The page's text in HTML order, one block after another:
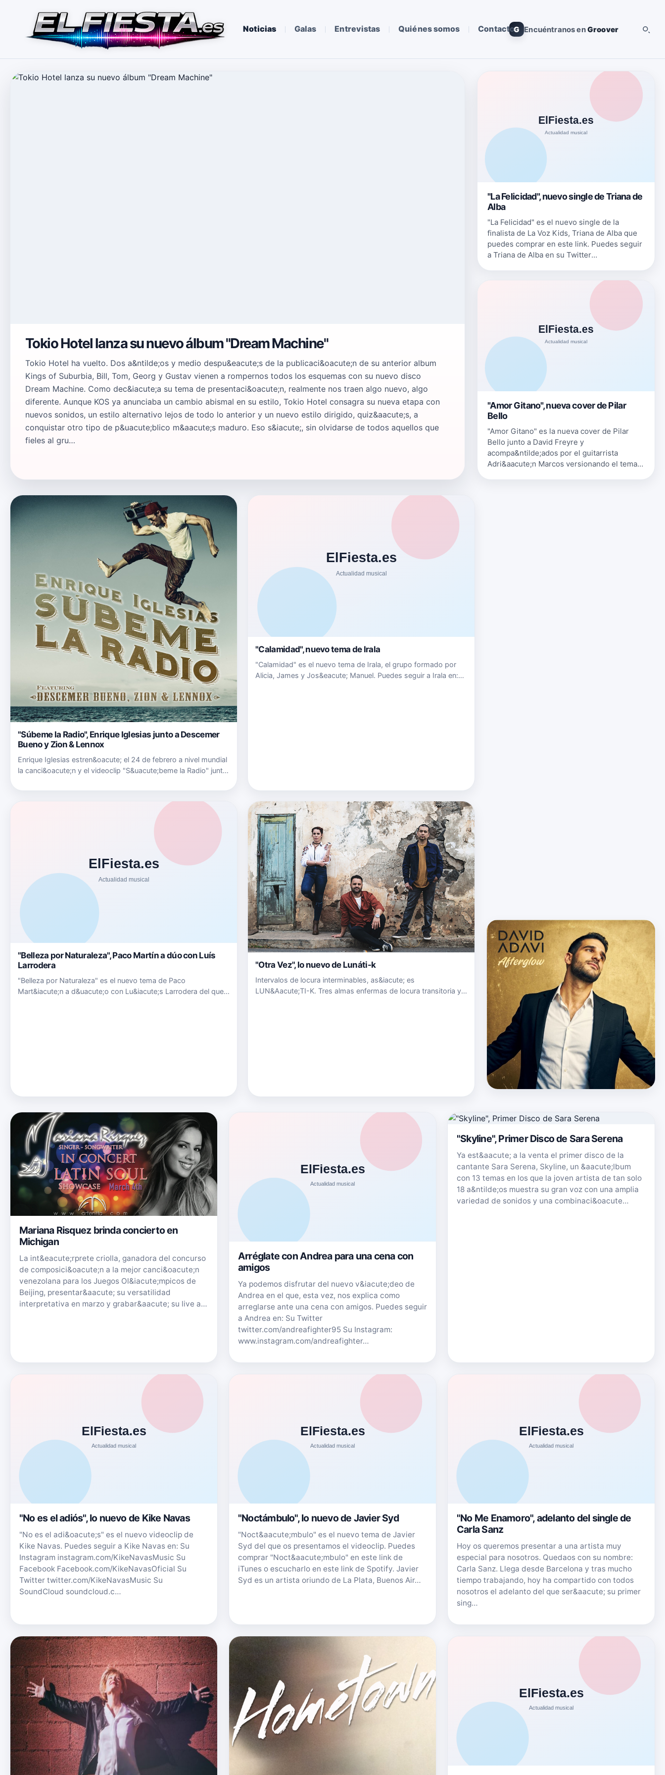
Noticias Galas Entrevistas Quiénes somos ContactoG Encuéntranos enGroover
Tokio Hotel lanza su nuevo álbum "Dream Machine"
Tokio Hotel ha vuelto. Dos a&ntilde;os y medio despu&eacute;s de la publicaci&oacute;n de su anterior album
Kings of Suburbia, Bill, Tom, Georg y Gustav vienen a rompernos todos los esquemas con su nuevo disco
Dream Machine. Como dec&iacute;a su tema de presentaci&oacute;n, realmente nos traen algo nuevo, algo
diferente. Aunque KOS ya anunciaba un cambio abismal en su estilo, Tokio Hotel consagra su nueva etapa con
nuevos sonidos, un estilo alternativo lejos de todo lo anterior y un nuevo estilo dirigido, quiz&aacute;s, a
conquistar otro tipo de p&uacute;blico m&aacute;s maduro. Eso s&iacute;, sin olvidarse de todos aquellos que
fieles al gru…
"La Felicidad", nuevo single de Triana de
Alba
"La Felicidad" es el nuevo single de la
finalista de La Voz Kids, Triana de Alba que
puedes comprar en este link. Puedes seguir
a Triana de Alba en su Twitter
"Amor Gitano", nueva cover de Pilar
Bello
"Amor Gitano" es la nueva cover de Pilar
Bello junto a David Freyre y
acompa&ntilde;ados por el guitarrista
Adri&aacute;n Marcos versionando el tema
"Súbeme la Radio", Enrique Iglesias junto a Descemer
Bueno y Zion & Lennox
Enrique Iglesias estren&oacute; el 24 de febrero a nivel mundial
la canci&oacute;n y el videoclip "S&uacute;beme la Radio" junto
disponible en plataformas digitales: iTunes ( https://it…
"Calamidad", nuevo tema de Irala
"Calamidad" es el nuevo tema de Irala, el grupo formado por
Alicia, James y Jos&eacute; Manuel. Puedes seguir a Irala en:
"Belleza por Naturaleza", Paco Martín a dúo con Luís
Larrodera
"Belleza por Naturaleza" es el nuevo tema de Paco
Mart&iacute;n a d&uacute;o con Lu&iacute;s Larrodera del que
"Otra Vez", lo nuevo de Lunáti-k
Intervalos de locura interminables, as&iacute; es
LUN&Aacute;TI-K. Tres almas enfermas de locura transitoria y
Mariana Risquez brinda concierto en
Michigan
La int&eacute;rprete criolla, ganadora del concurso
de composici&oacute;n a la mejor canci&oacute;n
venezolana para los Juegos Ol&iacute;mpicos de
Beijing, presentar&aacute; su versatilidad
interpretativa en marzo y grabar&aacute; su live a…
Arréglate con Andrea para una cena con
amigos
Ya podemos disfrutar del nuevo v&iacute;deo de
Andrea en el que, esta vez, nos explica como
arreglarse ante una cena con amigos. Puedes seguir
a Andrea en: Su Twitter
twitter.com/andreafighter95 Su Instagram:
www.instagram.com/andreafighter…
"Skyline", Primer Disco de Sara Serena
Ya est&aacute; a la venta el primer disco de la
cantante Sara Serena, Skyline, un &aacute;lbum
con 13 temas en los que la joven artista de tan solo
18 a&ntilde;os muestra su gran voz con una amplia
variedad de sonidos y una combinaci&oacute…
"No es el adiós", lo nuevo de Kike Navas
"No es el adi&oacute;s" es el nuevo videoclip de
Kike Navas. Puedes seguir a Kike Navas en: Su
Instagram instagram.com/KikeNavasMusic Su
Facebook Facebook.com/KikeNavasOficial Su
Twitter twitter.com/KikeNavasMusic Su
SoundCloud soundcloud.c…
"Noctámbulo", lo nuevo de Javier Syd
"Noct&aacute;mbulo" es el nuevo tema de Javier
Syd del que os presentamos el videoclip. Puedes
comprar "Noct&aacute;mbulo" en este link de
iTunes o escucharlo en este link de Spotify. Javier
Syd es un artista oriundo de La Plata, Buenos Air…
"No Me Enamoro", adelanto del single de
Carla Sanz
Hoy os queremos presentar a una artista muy
especial para nosotros. Quedaos con su nombre:
Carla Sanz. Llega desde Barcelona y tras mucho
tiempo trabajando, hoy ha compartido con todos
nosotros el adelanto del que ser&aacute; su primer
sing…